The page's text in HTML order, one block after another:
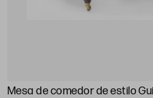
Mesa de comedor de estilo